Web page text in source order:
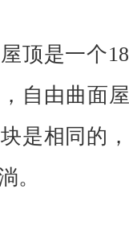
是一个18
自由曲面
是相同的
。